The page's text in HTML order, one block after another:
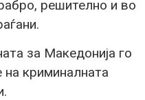
решително и во
за Македонија го
криминалната